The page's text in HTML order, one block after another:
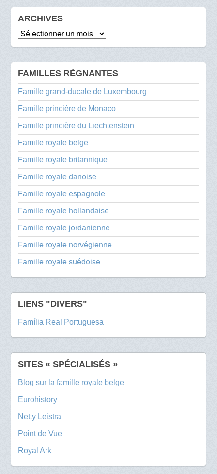
ARCHIVES
Archives
FAMILLES RÉGNANTES
Famille grand-ducale de Luxembourg
Famille princière de Monaco
Famille princière du Liechtenstein
Famille royale belge
Famille royale britannique
Famille royale danoise
Famille royale espagnole
Famille royale hollandaise
Famille royale jordanienne
Famille royale norvégienne
Famille royale suédoise
LIENS "DIVERS"
Família Real Portuguesa
SITES « SPÉCIALISÉS »
Blog sur la famille royale belge
Eurohistory
Netty Leistra
Point de Vue
Royal Ark